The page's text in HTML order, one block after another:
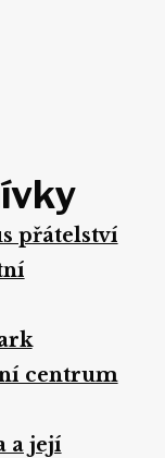
přátelství
centrum
a její